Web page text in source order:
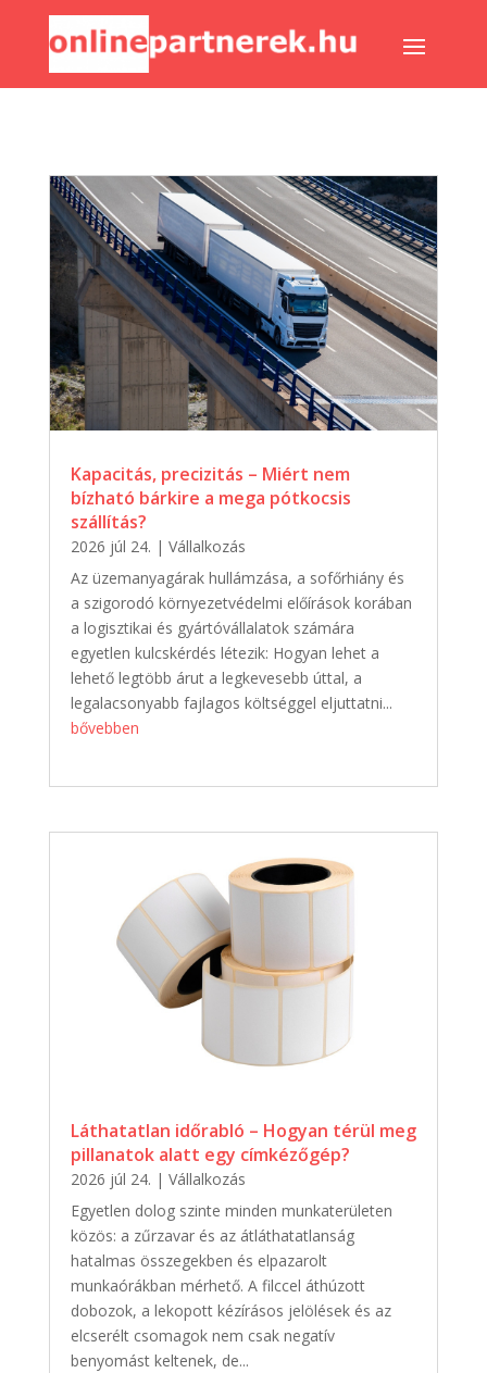
Kapacitás, precizitás – Miért nem
bízható bárkire a mega pótkocsis
szállítás?
2026 júl 24. | Vállalkozás
Az üzemanyagárak hullámzása, a sofőrhiány és
a szigorodó környezetvédelmi előírások korában
a logisztikai és gyártóvállalatok számára
egyetlen kulcskérdés létezik: Hogyan lehet a
lehető legtöbb árut a legkevesebb úttal, a
legalacsonyabb fajlagos költséggel eljuttatni...
bővebben
Láthatatlan időrabló – Hogyan térül meg
pillanatok alatt egy címkézőgép?
2026 júl 24. | Vállalkozás
Egyetlen dolog szinte minden munkaterületen
közös: a zűrzavar és az átláthatatlanság
hatalmas összegekben és elpazarolt
munkaórákban mérhető. A filccel áthúzott
dobozok, a lekopott kézírásos jelölések és az
elcserélt csomagok nem csak negatív
benyomást keltenek, de...